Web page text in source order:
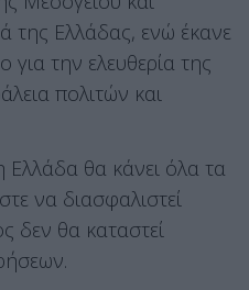
της Ελλάδας, ενώ έκανε
για την ελευθερία της
πολιτών και
Ελλάδα θα κάνει όλα τα
να διασφαλιστεί
δεν θα καταστεί